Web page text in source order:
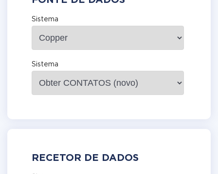
Sistema
Sistema
RECETOR DE DADOS